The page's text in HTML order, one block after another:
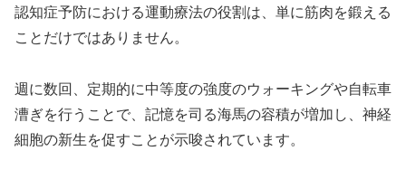
認知症予防における運動療法の役割は、単に筋肉を鍛える
ことだけではありません。
週に数回、定期的に中等度の強度のウォーキングや自転車
漕ぎを行うことで、記憶を司る海馬の容積が増加し、神経
細胞の新生を促すことが示唆されています。